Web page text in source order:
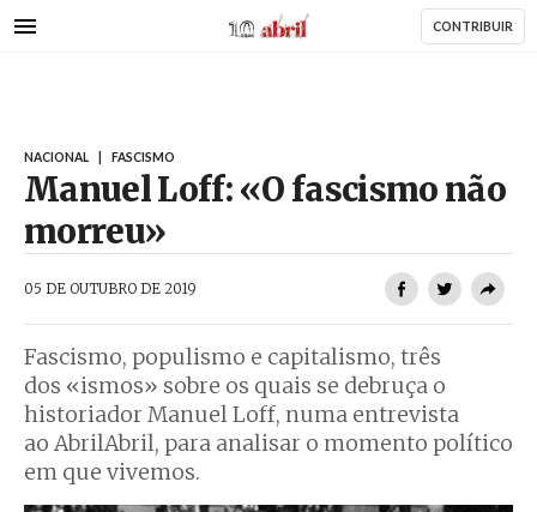
para
AbrilAbril CONTRIBUIR
NACIONAL FASCISMO
Manuel Loff: «O fascismo não
morreu»
05 DE OUTUBRO DE 2019
Fascismo, populismo e capitalismo, três
dos «ismos» sobre os quais se debruça o
historiador Manuel Loff, numa entrevista
ao AbrilAbril, para analisar o momento político
em que vivemos.